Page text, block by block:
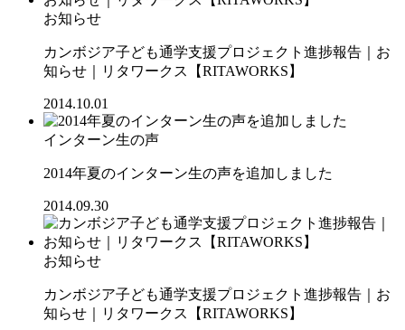
お知らせ
カンボジア子ども通学支援プロジェクト進捗報告｜お
知らせ｜リタワークス【RITAWORKS】
2014.10.01
インターン生の声
2014年夏のインターン生の声を追加しました
2014.09.30
お知らせ
カンボジア子ども通学支援プロジェクト進捗報告｜お
知らせ｜リタワークス【RITAWORKS】